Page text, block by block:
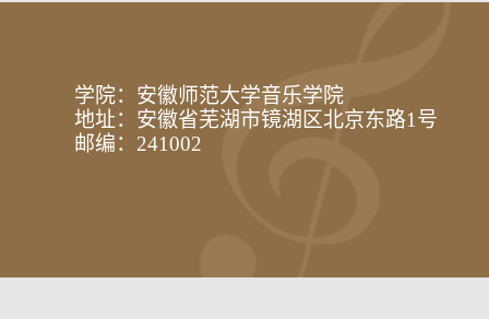
学院：安徽师范大学音乐学院
地址：安徽省芜湖市镜湖区北京东路1号
邮编：241002